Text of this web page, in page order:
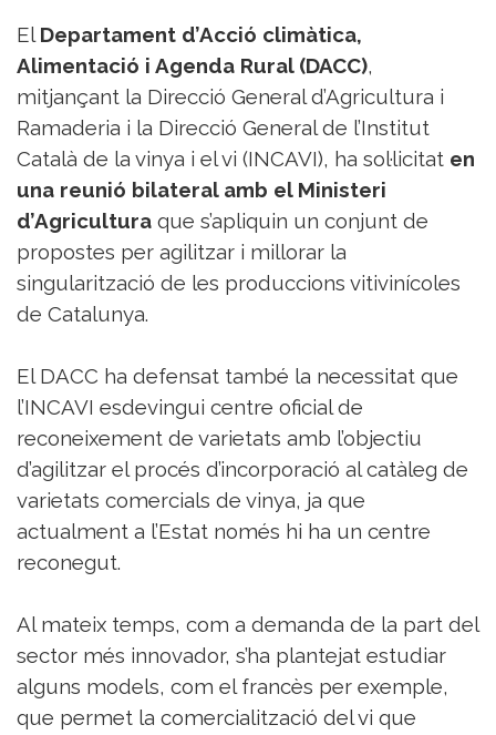
ElDepartament d’Acció climàtica,
Alimentació i Agenda Rural (DACC),
mitjançant la Direcció General d’Agricultura i
Ramaderia i la Direcció General de l’Institut
Català de la vinya i el vi (INCAVI), ha sol·licitat en
una reunió bilateral amb el Ministeri
d’Agricultura que s’apliquin un conjunt de
propostes per agilitzar i millorar la
singularització de les produccions vitivinícoles
de Catalunya.
El DACC ha defensat també la necessitat que
l’INCAVI esdevingui centre oficial de
reconeixement de varietats amb l’objectiu
d’agilitzar el procés d’incorporació al catàleg de
varietats comercials de vinya, ja que
actualment a l’Estat només hi ha un centre
reconegut.
Al mateix temps, com a demanda de la part del
sector més innovador, s’ha plantejat estudiar
alguns models, com el francès per exemple,
que permet la comercialització del vi que